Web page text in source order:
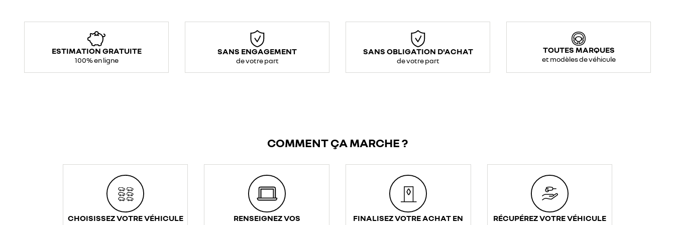
ESTIMATION GRATUITE
100% en ligne
SANS ENGAGEMENT
de votre part
SANS OBLIGATION D'ACHAT
de votre part
TOUTES MARQUES
et modèles de véhicule
COMMENT ÇA MARCHE ?
CHOISISSEZ VOTRE VÉHICULE
RENSEIGNEZ VOS
FINALISEZ VOTRE ACHAT EN
RÉCUPÉREZ VOTRE VÉHICULE